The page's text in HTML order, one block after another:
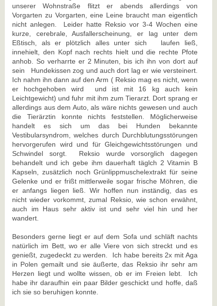
unserer Wohnstraße flitzt er abends allerdings von
Vorgarten zu Vorgarten, eine Leine braucht man eigentlich
nicht anlegen. Leider hatte Reksio vor 3-4 Wochen eine
kurze, cerebrale, Ausfallerscheinung, er lag unter dem
Eßtisch, als er plötzlich alles unter sich laufen ließ,
innehielt, den Kopf nach rechts hielt und die rechte Pfote
anhob. So verharrte er 2 Minuten, bis ich ihn von dort auf
sein Hundekissen zog und auch dort lag er wie versteinert.
Ich nahm ihn dann auf den Arm ( Reksio mag es nicht, wenn
er hochgehoben wird und ist mit 16 kg auch kein
Leichtgewicht) und fuhr mit ihm zum Tierarzt. Dort sprang er
allerdings aus dem Auto, als wäre nichts gewesen und auch
die Tierärztin konnte nichts feststellen. Möglicherweise
handelt es sich um das bei Hunden bekannte
Vestibularsyndrom, welches durch Durchblutungsstörungen
hervorgerufen wird und für Gleichgewichtsstörungen und
Schwindel sorgt. Reksio wurde vorsorglich dagegen
behandelt und ich gebe ihm dauerhaft täglch 2 Vitamin B
Kapseln, zusätzlich noch Grünlippmuschelextrakt für seine
Gelenke und er frißt mittlerweile sogar frische Möhren, die
er anfangs liegen ließ. Wir hoffen nun inständig, das es
nicht wieder vorkommt, zumal Reksio, wie schon erwähnt,
auch im Haus sehr aktiv ist und sehr viel hin und her
wandert.
Besonders gerne liegt er auf dem Sofa und schläft nachts
natürlich im Bett, wo er alle Viere von sich streckt und es
genießt, zugedeckt zu werden. Ich habe bereits 2x mit Aga
in Polen gemailt und sie äußerte, das Reksio ihr sehr am
Herzen liegt und wollte wissen, ob er im Freien lebt. Ich
habe ihr daraufhin ein paar Bilder geschickt und hoffe, daß
ich sie so beruhigen konnte.